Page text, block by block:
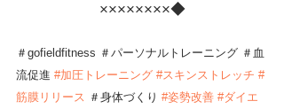
××××××××◆
＃gofieldfitness ＃パーソナルトレーニング ＃血
流促進 #加圧トレーニング #スキンストレッチ #
筋膜リリース ＃身体づくり #姿勢改善 #ダイエ